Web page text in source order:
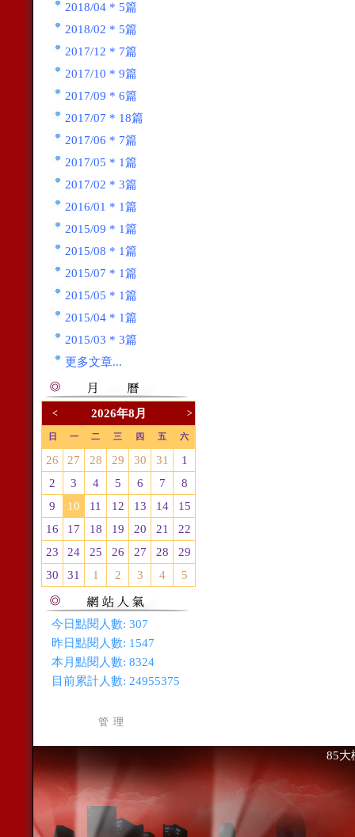
2018/04 * 5篇
2018/02 * 5篇
2017/12 * 7篇
2017/10 * 9篇
2017/09 * 6篇
2017/07 * 18篇
2017/06 * 7篇
2017/05 * 1篇
2017/02 * 3篇
2016/01 * 1篇
2015/09 * 1篇
2015/08 * 1篇
2015/07 * 1篇
2015/05 * 1篇
2015/04 * 1篇
2015/03 * 3篇
更多文章...
< 2026年8月 >
日 一 二 三 四 五 六
26 27 28 29 30 31
1
2
3 4 5 6 7
8
9
10 11 12 13 14
15
16
17 18 19 20 21
22
23
24 25 26 27 28
29
30
31 1 2 3 4 5
今日點閱人數: 307
昨日點閱人數: 1547
本月點閱人數: 8324
目前累計人數: 24955375
管 理
85大